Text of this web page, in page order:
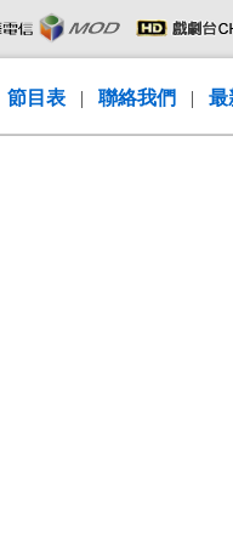
節目表 | 聯絡我們 | 最